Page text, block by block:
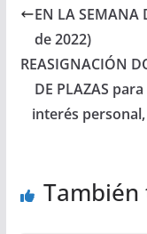
EN LA SEMANA
de 2022)
REASIGNACIÓN
DE PLAZAS
interés